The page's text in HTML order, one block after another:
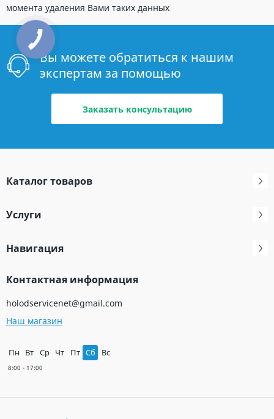
момента удаления Вами таких данных
Вы можете обратиться к нашим
экспертам за помощью
Заказать консультацию
Каталог товаров
Услуги
Навигация
Контактная информация
holodservicenet@gmail.com
Наш магазин
Пн Вт Ср Чт Пт Сб Вс